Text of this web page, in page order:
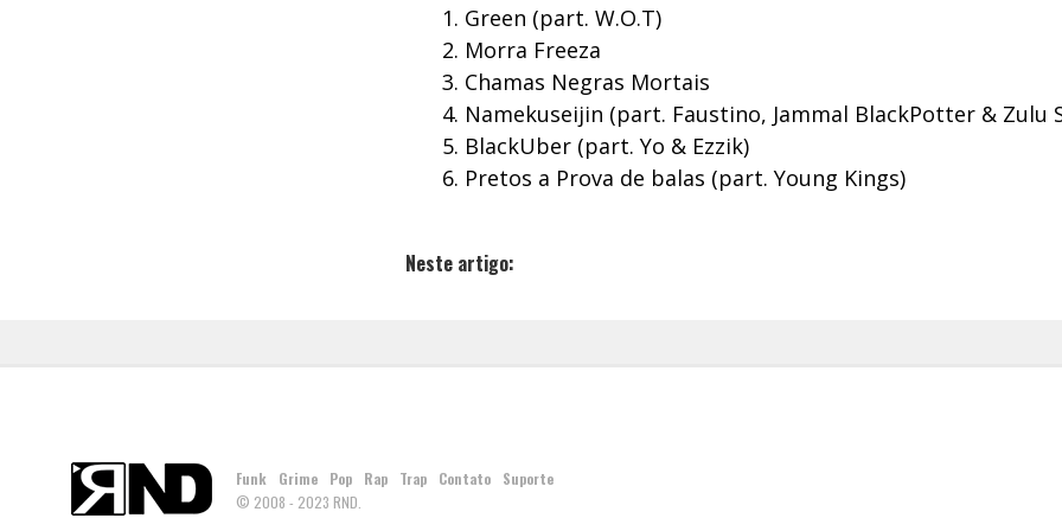
Green (part. W.O.T)
Morra Freeza
Chamas Negras Mortais
Namekuseijin (part. Faustino, Jammal BlackPotter & Zulu
BlackUber (part. Yo & Ezzik)
Pretos a Prova de balas (part. Young Kings)
Neste artigo:
Funk Grime Pop Rap Trap Contato
Suporte
© 2008 - 2023 RND.